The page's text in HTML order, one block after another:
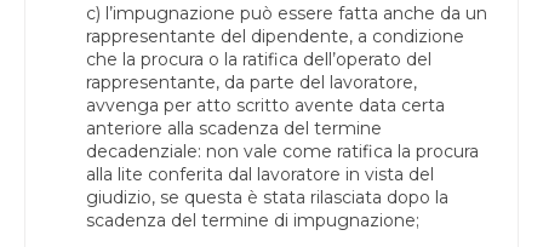
c) l’impugnazione può essere fatta anche da un
rappresentante del dipendente, a condizione
che la procura o la ratifica dell’operato del
rappresentante, da parte del lavoratore,
avvenga per atto scritto avente data certa
anteriore alla scadenza del termine
decadenziale: non vale come ratifica la procura
alla lite conferita dal lavoratore in vista del
giudizio, se questa è stata rilasciata dopo la
scadenza del termine di impugnazione;